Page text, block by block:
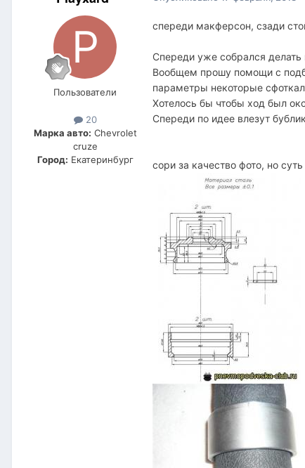
Пользователи
20
Марка авто: Chevrolet
cruze
Город: Екатеринбург
спереди макферсон, сзади
Спереди уже собрался делать
Вообщем прошу помощи с
параметры некоторые
Хотелось бы чтобы ход был
Спереди по идее влезут
сори за качество фото, но суть